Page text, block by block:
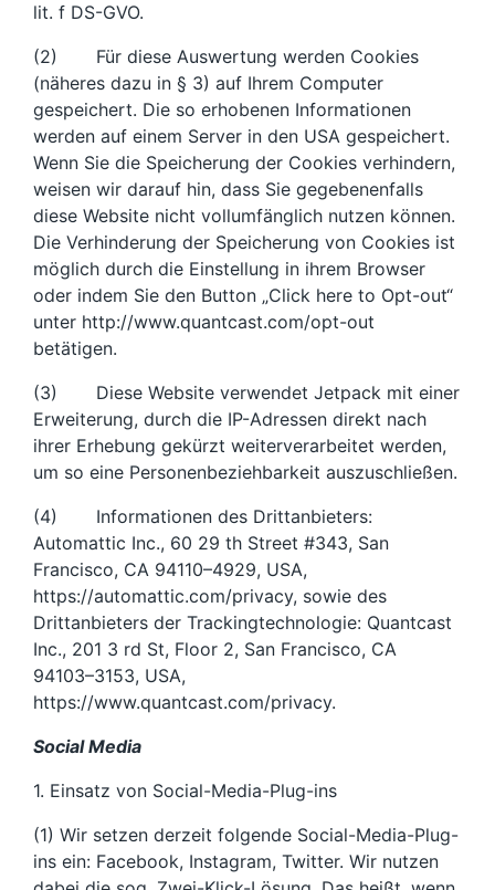
lit. f DS-GVO.
(2) Für diese Auswertung werden Cookies
(näheres dazu in § 3) auf Ihrem Computer
gespeichert. Die so erhobenen Informationen
werden auf einem Server in den USA gespeichert.
Wenn Sie die Speicherung der Cookies verhindern,
weisen wir darauf hin, dass Sie gegebenenfalls
diese Website nicht vollumfänglich nutzen können.
Die Verhinderung der Speicherung von Cookies ist
möglich durch die Einstellung in ihrem Browser
oder indem Sie den Button „Click here to Opt-out“
unter http://www.quantcast.com/opt-out
betätigen.
(3) Diese Website verwendet Jetpack mit einer
Erweiterung, durch die IP-Adressen direkt nach
ihrer Erhebung gekürzt weiterverarbeitet werden,
um so eine Personenbeziehbarkeit auszuschließen.
(4) Informationen des Drittanbieters:
Automattic Inc., 60 29 th Street #343, San
Francisco, CA 94110–4929, USA,
https://automattic.com/privacy, sowie des
Drittanbieters der Trackingtechnologie: Quantcast
Inc., 201 3 rd St, Floor 2, San Francisco, CA
94103–3153, USA,
https://www.quantcast.com/privacy.
Social Media
1. Einsatz von Social-Media-Plug-ins
(1) Wir setzen derzeit folgende Social-Media-Plug-
ins ein: Facebook, Instagram, Twitter. Wir nutzen